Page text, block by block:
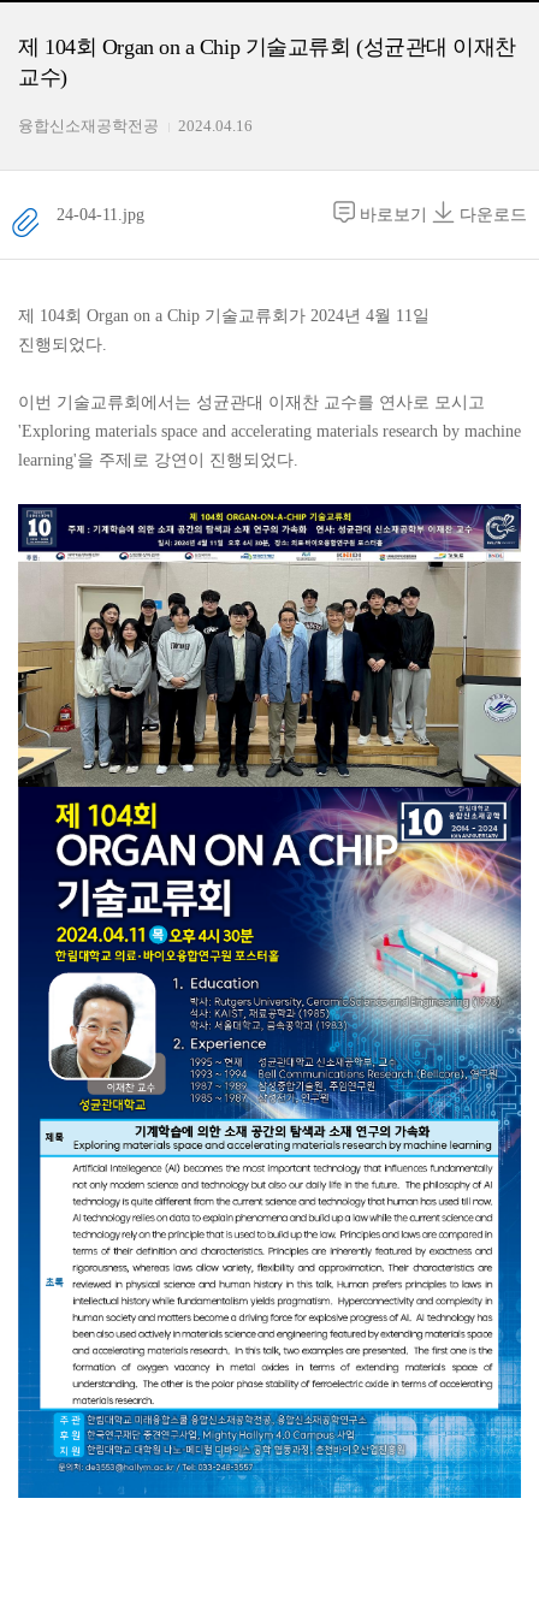
제 104회 Organ on a Chip 기술교류회 (성균관대 이재찬
교수)
융합신소재공학전공 2024.04.16
24-04-11.jpg 바로보기 다운로드
제 104회 Organ on a Chip 기술교류회가 2024년 4월 11일
진행되었다.
이번 기술교류회에서는 성균관대 이재찬 교수를 연사로 모시고
'Exploring materials space and accelerating materials research by machine
learning'을 주제로 강연이 진행되었다.